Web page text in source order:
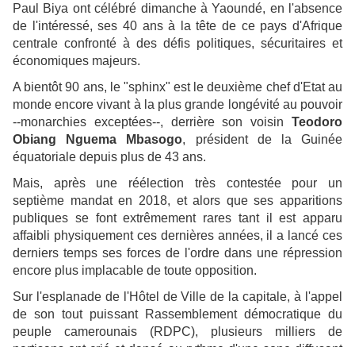
Paul Biya ont célébré dimanche à Yaoundé, en l'absence
de l'intéressé, ses 40 ans à la tête de ce pays d'Afrique
centrale confronté à des défis politiques, sécuritaires et
économiques majeurs.
A bientôt 90 ans, le "sphinx" est le deuxième chef d'Etat au
monde encore vivant à la plus grande longévité au pouvoir
--monarchies exceptées--, derrière son voisin Teodoro
Obiang Nguema Mbasogo, président de la Guinée
équatoriale depuis plus de 43 ans.
Mais, après une réélection très contestée pour un
septième mandat en 2018, et alors que ses apparitions
publiques se font extrêmement rares tant il est apparu
affaibli physiquement ces dernières années, il a lancé ces
derniers temps ses forces de l'ordre dans une répression
encore plus implacable de toute opposition.
Sur l'esplanade de l'Hôtel de Ville de la capitale, à l'appel
de son tout puissant Rassemblement démocratique du
peuple camerounais (RDPC), plusieurs milliers de